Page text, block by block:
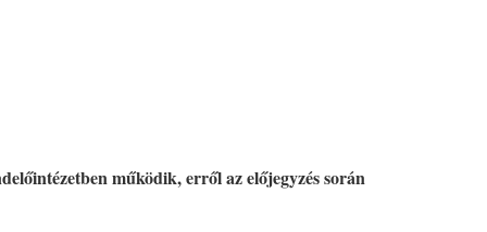
működik, erről az előjegyzés során